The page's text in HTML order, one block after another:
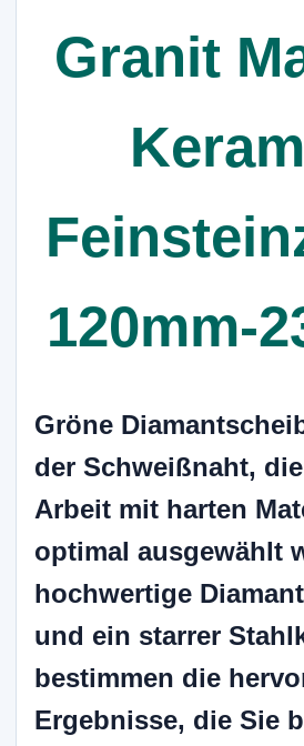
Granit
120mm-
Gröne
der Schweißnaht,
Arbeit mit harten
optimal ausgewählt
hochwertige
und ein starrer
bestimmen die
Ergebnisse, die Sie